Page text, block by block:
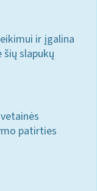
ir įgalina
slapukų
patirties